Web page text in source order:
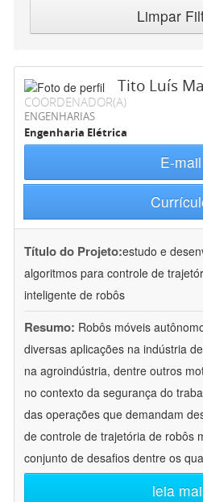
Limpar
Tito Luís
COORDENADOR(A)
ENGENHARIAS
Engenharia Elétrica
E-mail
Título do Projeto:estudo e
algoritmos para controle de
inteligente de robôs
Resumo: Robôs móveis
diversas aplicações na indústria
na agroindústria, dentre outros
no contexto da segurança do
das operações que demandam
de controle de trajetória de robôs
conjunto de desafios dentre os
leia